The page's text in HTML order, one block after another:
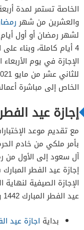
الخاصة تستمر لمدة
والعشرين من شهر
لشهر رمضان أو أول أيام
4 أيام كاملة، وبناء
الإجازة في يوم
الخاص إلى مباشرة
إجازة عيد
مع تقديم موعد
بأمر ملكي من خادم
آل سعود إلى الأول من
إجازة عيد الفطر
الإجازة الصيفية
عيد الفطر المبارك 1442 وتكون كالآتي:
بداية اجازة عيد